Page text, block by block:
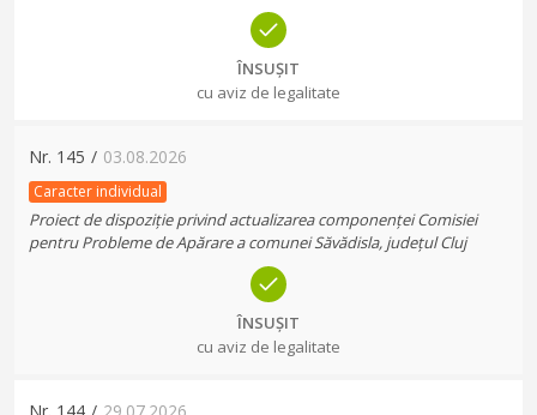
ÎNSUȘIT
cu aviz de legalitate
Nr. 145 / 03.08.2026
Caracter individual
Proiect de dispoziție privind actualizarea componenței Comisiei
pentru Probleme de Apărare a comunei Săvădisla, județul Cluj
ÎNSUȘIT
cu aviz de legalitate